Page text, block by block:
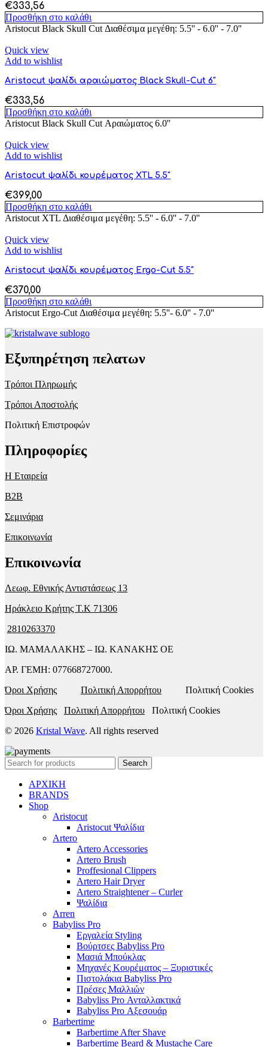
€333,56
Προσθήκη στο καλάθι
Aristocut Black Skull Cut Διαθέσιμα μεγέθη: 5.5'' - 6.0'' - 7.0''
Quick view
Add to wishlist
Aristocut ψαλίδι αραιώματος Black Skull-Cut 6″
€333,56
Προσθήκη στο καλάθι
Aristocut Black Skull Cut Αραιώματος 6.0''
Quick view
Add to wishlist
Aristocut ψαλίδι κουρέματος XTL 5.5″
€399,00
Προσθήκη στο καλάθι
Aristocut XTL Διαθέσιμα μεγέθη: 5.5'' - 6.0'' - 7.0''
Quick view
Add to wishlist
Aristocut ψαλίδι κουρέματος Ergo-Cut 5.5″
€370,00
Προσθήκη στο καλάθι
Aristocut Ergo-Cut Διαθέσιμα μεγέθη: 5.5''- 6.0'' - 7.0''
Εξυπηρέτηση πελατων
Τρόποι Πληρωμής
Τρόποι Αποστολής
Πολιτική Επιστροφών
Πληροφορίες
Η Εταιρεία
B2B
Σεμινάρια
Επικοινωνία
Επικοινωνία
Λεωφ. Εθνικής Αντιστάσεως 13
Ηράκλειο Κρήτης T.K 71306
2810263370
ΙΩ. ΜΑΜΑΛΑΚΗΣ – ΙΩ. ΚΑΝΑΚΗΣ ΟΕ
ΑΡ. ΓΕΜΗ: 077668727000.
Όροι Χρήσης
Πολιτική Απορρήτου Πολιτική Cookies
Όροι Χρήσης
Πολιτική Απορρήτου Πολιτική Cookies
© 2026 Kristal Wave. All rights reserved
Search
ΑΡΧΙΚΗ
BRANDS
Shop
Aristocut
Aristocut Ψαλίδια
Artero
Artero Accessories
Artero Brush
Proffesional Clippers
Artero Hair Dryer
Artero Straightener – Curler
Ψαλίδια
Arren
Babyliss Pro
Εργαλεία Styling
Βούρτσες Babyliss Pro
Μασιά Μπούκλας
Μηχανές Κουρέματος – Ξυριστικές
Πιστολάκια Babyliss Pro
Πρέσες Μαλλιών
Babyliss Pro Ανταλλακτικά
Babyliss Pro Αξεσουάρ
Barbertime
Barbertime After Shave
Barbertime Beard & Mustache Care